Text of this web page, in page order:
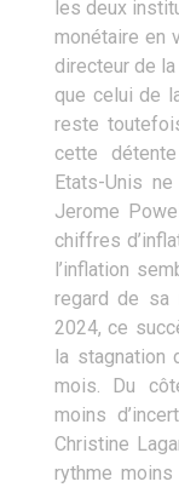
les deux
monétaire en
directeur de
que celui de
reste
cette
Etats-Unis
Jerome
chiffres
l’inflation
regard de sa
2024, ce
la stagnation
mois. Du
moins
Christine
rythme